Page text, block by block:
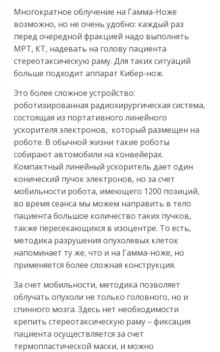
Многократное облучение на Гамма-Ноже
возможно, но не очень удобно: каждый раз
перед очередной фракцией надо выполнять
МРТ, КТ, надевать на голову пациента
стереотаксическую раму. Для таких ситуаций
больше подходит аппарат Кибер-нож.
Это более сложное устройство:
роботизированная радиохирургическая система,
состоящая из портативного линейного
ускорителя электронов, который размещен на
роботе. В обычной жизни такие роботы
собирают автомобили на конвейерах.
Компактный линейный ускоритель дает один
конический пучок электронов, но за счет
мобильности робота, имеющего 1200 позиций,
во время сеанса мы можем направить в тело
пациента большое количество таких пучков,
также пересекающихся в изоцентре. То есть,
методика разрушения опухолевых клеток
напоминает ту же, что и на Гамма-ноже, но
применяется более сложная конструкция.
За счет мобильности, методика позволяет
облучать опухоли не только головного, но и
спинного мозга. Здесь нет необходимости
крепить стереотаксическую раму – фиксация
пациента осуществляется за счет
термопластической маски, и можно